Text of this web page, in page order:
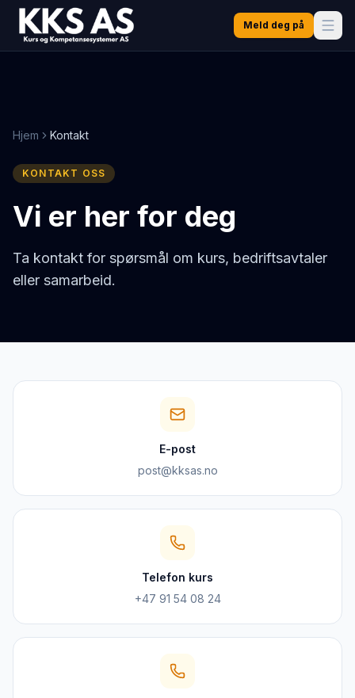
Meld deg på
Hjem Kontakt
KONTAKT OSS
Vi er her for deg
Ta kontakt for spørsmål om kurs, bedriftsavtaler
eller samarbeid.
E-post
post@kksas.no
Telefon kurs
+47 91 54 08 24